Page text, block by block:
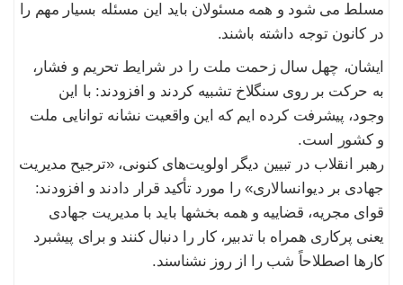
مسلط می شود و همه مسئولان باید این مسئله بسیار مهم را
در کانون توجه داشته باشند.
ایشان، چهل سال زحمت ملت را در شرایط تحریم و فشار،
به حرکت بر روی سنگلاخ تشبیه کردند و افزودند: با این
وجود، پیشرفت کرده ایم که این واقعیت نشانه توانایی ملت
و کشور است.
رهبر انقلاب در تبیین دیگر اولویت‌های کنونی، «ترجیح مدیریت
جهادی بر دیوانسالاری» را مورد تأکید قرار دادند و افزودند:
قوای مجریه، قضاییه و همه بخشها باید با مدیریت جهادی
یعنی پرکاری همراه با تدبیر، کار را دنبال کنند و برای پیشبرد
کارها اصطلاحاً شب را از روز نشناسند.